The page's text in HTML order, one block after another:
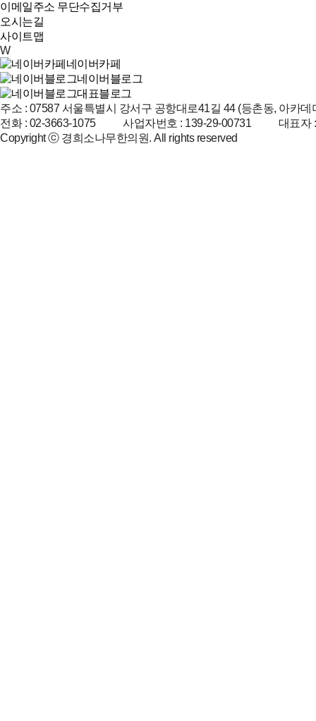
이메일주소 무단수집거부
오시는길
사이트맵
W
네이버카페
네이버블로그
대표블로그
주소 : 07587 서울특별시 강서구 공항대로41길 44 (등촌동, 아카
전화 : 02-3663-1075 사업자번호 : 139-29-00731 대표자 :
Copyright ⓒ 경희소나무한의원. All rights reserved